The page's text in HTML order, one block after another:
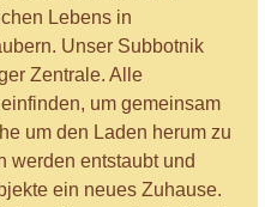
Lebens in
Unser Subbotnik
Zentrale. Alle
um gemeinsam
um den Laden herum zu
werden entstaubt und
ein neues Zuhause.